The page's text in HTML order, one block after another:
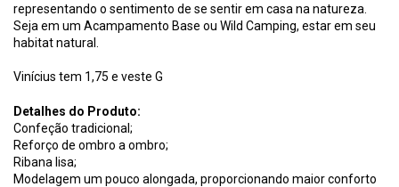
representando o sentimento de se sentir em casa na natureza.
Seja em um Acampamento Base ou Wild Camping, estar em seu
habitat natural.
Vinícius tem 1,75 e veste G
Detalhes do Produto:
Confeção tradicional;
Reforço de ombro a ombro;
Ribana lisa;
Modelagem um pouco alongada, proporcionando maior conforto